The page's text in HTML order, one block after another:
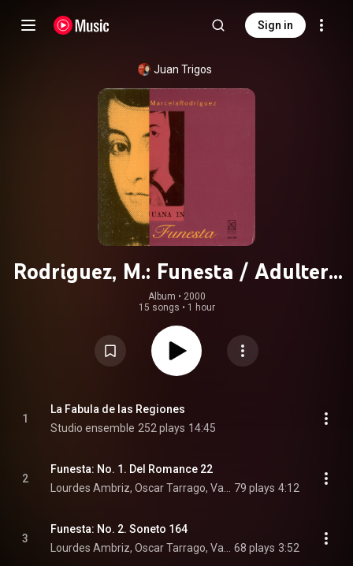
Sign in
Juan Trigos
Rodriguez, M.: Funesta / Adultera
Enemiga / La Fabula De Las
Regiones
Album • 2000
15 songs • 1 hour
1
La Fabula de las Regiones
Studio ensemble 252 plays 14:45
2
Funesta: No. 1. Del Romance 22
79 plays 4:12
3
Funesta: No. 2. Soneto 164
68 plays 3:52